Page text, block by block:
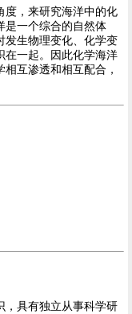
度，来研究海洋中的化
是一个综合的自然体
发生物理变化、化学变
在一起。因此化学海洋
互渗透和相互配合，
，具有独立从事科学研